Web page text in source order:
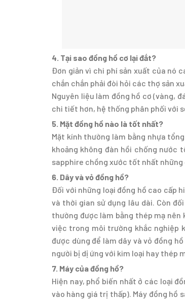
4. Tại sao đồng hồ cơ lại đắt?
Đơn giản vì chi phí sản xuất của nó
chắn chắn phải đòi hỏi các thợ sản
Nguyên liệu làm đồng hồ cơ (vàng,
chi tiết hơn, hệ thống phân phối với
5. Mặt đồng hồ nào là tốt nhất?
Mặt kính thường làm bằng nhựa
khoảng không đàn hồi chống nước
sapphire chồng xước tốt nhất
6. Dây và vỏ đồng hồ?
Đối với những loại đồng hồ cao cấp
và thời gian sử dụng lâu dài. Còn
thường được làm bằng thép mạ nên
việc trong môi trường khắc nghiệp
được dùng để làm dây và vỏ đồng
người bị dị ứng với kim loại hay thép
7. Máy của đồng hồ?
Hiện nay, phổ biến nhất ở các loại
vào hàng giá trị thấp). Máy đồng hồ